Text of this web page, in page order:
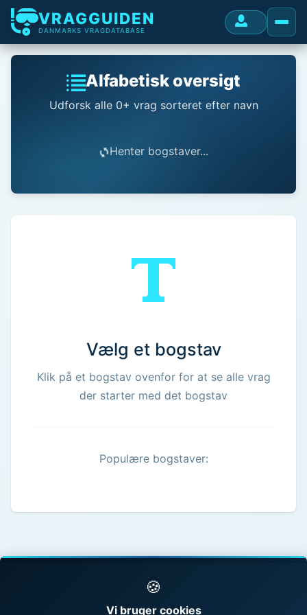
VRAGGUIDEN
DANMARKS VRAGDATABASE
Alfabetisk oversigt
Udforsk alle 0+ vrag sorteret efter navn
Henter bogstaver...
Vælg et bogstav
Klik på et bogstav ovenfor for at se alle vrag
der starter med det bogstav
Populære bogstaver:
© 1998 - 2026 Vragguiden - Danmarks største
🍪
Vi bruger cookies